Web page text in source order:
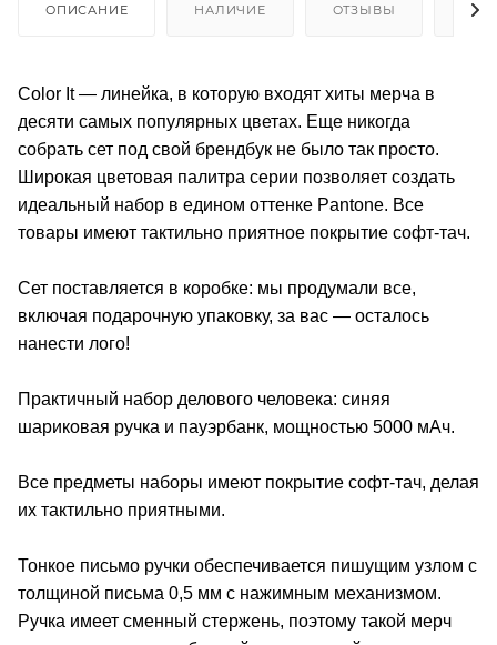
ОПИСАНИЕ НАЛИЧИЕ ОТЗЫВЫ
Color It — линейка, в которую входят хиты мерча в
десяти самых популярных цветах. Еще никогда
собрать сет под свой брендбук не было так просто.
Широкая цветовая палитра серии позволяет создать
идеальный набор в едином оттенке Pantone. Все
товары имеют тактильно приятное покрытие софт-тач.
Сет поставляется в коробке: мы продумали все,
включая подарочную упаковку, за вас — осталось
нанести лого!
Практичный набор делового человека: синяя
шариковая ручка и пауэрбанк, мощностью 5000 мАч.
Все предметы наборы имеют покрытие софт-тач, делая
их тактильно приятными.
Тонкое письмо ручки обеспечивается пишущим узлом с
толщиной письма 0,5 мм с нажимным механизмом.
Ручка имеет сменный стержень, поэтому такой мерч